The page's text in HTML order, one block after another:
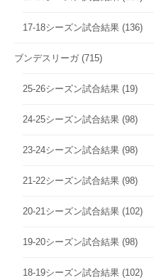
17-18シーズン試合結果 (136)
ブンデスリーガ (715)
25-26シーズン試合結果 (19)
24-25シーズン試合結果 (98)
23-24シーズン試合結果 (98)
21-22シーズン試合結果 (98)
20-21シーズン試合結果 (102)
19-20シーズン試合結果 (98)
18-19シーズン試合結果 (102)